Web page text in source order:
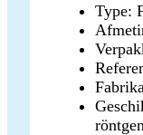
Type: